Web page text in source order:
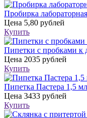
Пробирка
Цена 5,80 рублей
Купить
Пипетки с пробками к
Цена 2035 рублей
Купить
Пипетка Пастера 1,5
Цена 3433 рублей
Купить